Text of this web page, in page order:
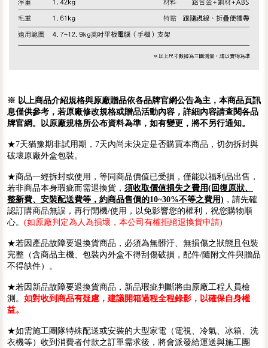
※ 以上商品介紹規格與原廠贈品依各品牌官網公告為主，本商品頁訊
息僅供參考，若原廠修改規格或贈品活動內容，詳細內容請查閱各品
牌官網。以原廠規格所公布資料為準，如有變更，將不另行通知。
★7天猶豫期非試用期，7天內尚未決定是否購買本商品，切勿拆封與
破壞原廠外盒包裝。
★商品一經拆封或使用，等同商品價值已受損，僅能以福利品出售，
若非商品本身瑕疵而需退換貨， 須收取價值損失之費用(回復原狀、
整新費、安裝配送費等，約商品售價的10~30%不等之費用) ，請先確
認訂購商品無誤，再行開機/使用，以免影響您的權利，祝您購物順
心。 (如原廠判定為人為損壞，本公司有權拒絕退換貨申請)
★若因產品故障要退換貨商品，必須為無髒汙、無損傷之狀態且包裝
完整（含商品主機、包裝內外盒不得刮傷破損，配件/隨附文件與贈品
不得缺件）。
★若因新品故障要退換貨商品，新品瑕疵判斷將由原廠工程人員檢
測。 如對收到商品有疑慮，建議開箱過程全程錄影，以確保自身權
益。
★如需施工團隊特殊配送或安裝的大型家電（電視、冷氣、冰箱、洗
衣機等）收到消費者付款之訂單需求後，將會派發給運送與施工團